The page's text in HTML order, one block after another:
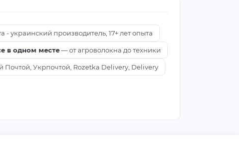
- украинский производитель, 17+ лет опыта
в одном месте— от агроволокна до техники
Почтой, Укрпочтой, Rozetka Delivery, Delivery